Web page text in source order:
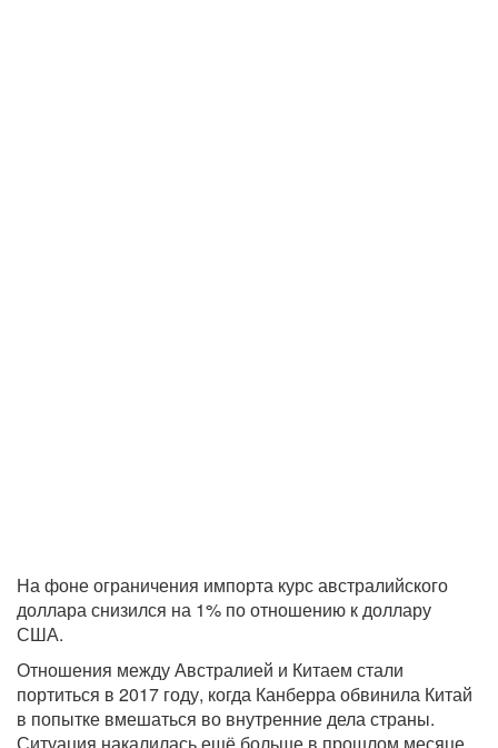
На фоне ограничения импорта курс австралийского
доллара снизился на 1% по отношению к доллару
США.
Отношения между Австралией и Китаем стали
портиться в 2017 году, когда Канберра обвинила Китай
в попытке вмешаться во внутренние дела страны.